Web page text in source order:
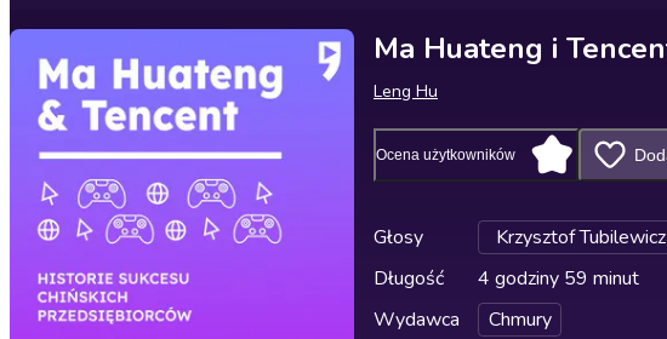
Ma Huateng i
Leng Hu
Ocena użytkowników
Głosy
Krzysztof Tubilewicz
Długość
4 godziny 59 minut
Wydawca
Chmury